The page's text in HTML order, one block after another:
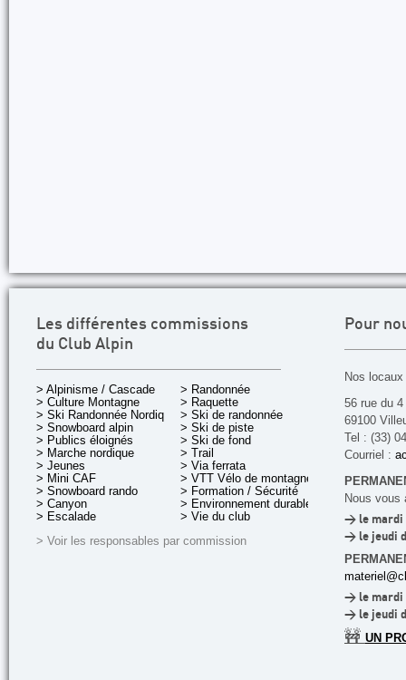
Les différentes commissions
du Club Alpin
> Alpinisme / Cascade
> Culture Montagne
> Ski Randonnée Nordique
> Snowboard alpin
> Publics éloignés
> Marche nordique
> Jeunes
> Mini CAF
> Snowboard rando
> Canyon
> Escalade
> Randonnée
> Raquette
> Ski de randonnée
> Ski de piste
> Ski de fond
> Trail
> Via ferrata
> VTT Vélo de montagne
> Formation / Sécurité
> Environnement durable
> Vie du club
> Voir les responsables par commission
Pour
Nos
56 rue du
69100
Tel : (33)
Courriel :
Nous vous
> le mardi
> le jeudi
> le mardi
> le jeudi
🚧 UN